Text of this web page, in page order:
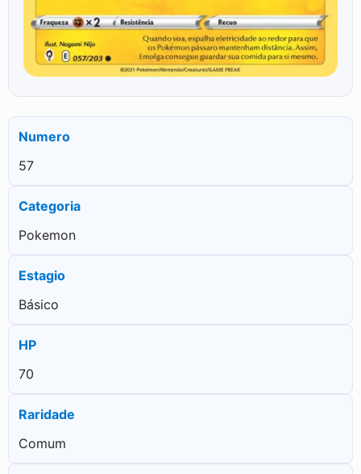
Numero
57
Categoria
Pokemon
Estagio
Básico
HP
70
Raridade
Comum